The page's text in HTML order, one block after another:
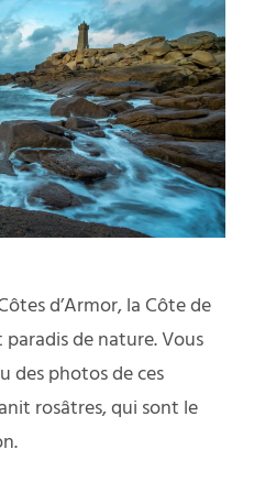
d’Armor, la Côte de
de nature. Vous
des photos de ces
rosâtres, qui sont le